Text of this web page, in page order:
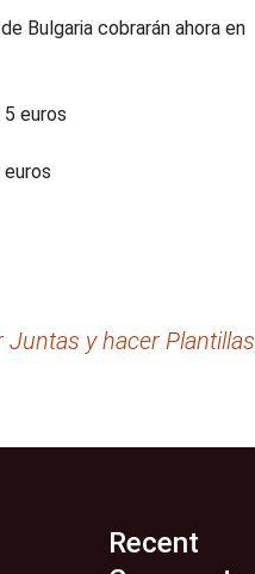
Bulgaria cobrarán ahora en
euros
Juntas y hacer Plantillas
Recent